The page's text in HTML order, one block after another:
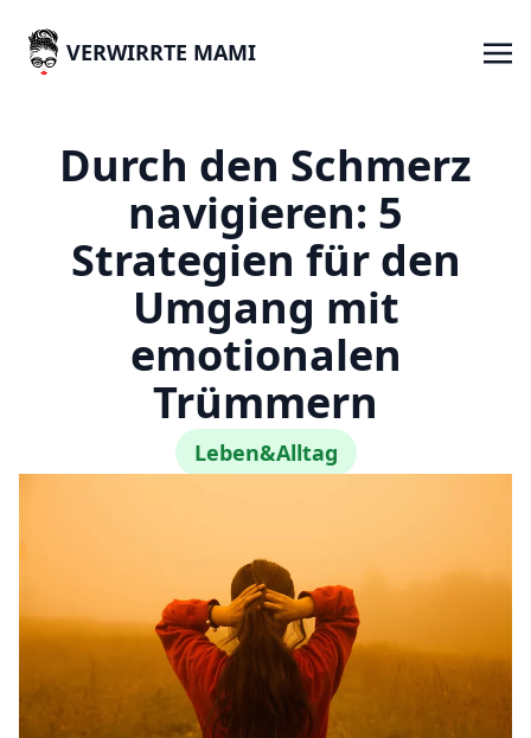
VERWIRRTE MAMI
Durch den Schmerz
navigieren: 5
Strategien für den
Umgang mit
emotionalen
Trümmern
Leben&Alltag